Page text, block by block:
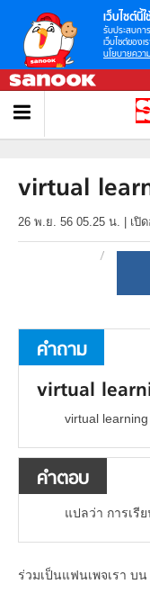
เว็บไซต์นี้
รับประสบก
เว็บไซต์ของ
นโยบายควา
virtual
26 พ.ย. 56 05.25 น. เปิ
คำถาม
virtual
virtual
คำตอบ
แปลว่า การเรี
ร่วมเป็นแฟนเพจเรา บ